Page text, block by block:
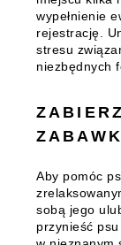
wypełnienie
rejestrację.
stresu
niezbędnych
Aby pomóc
sobą jego
przynieść